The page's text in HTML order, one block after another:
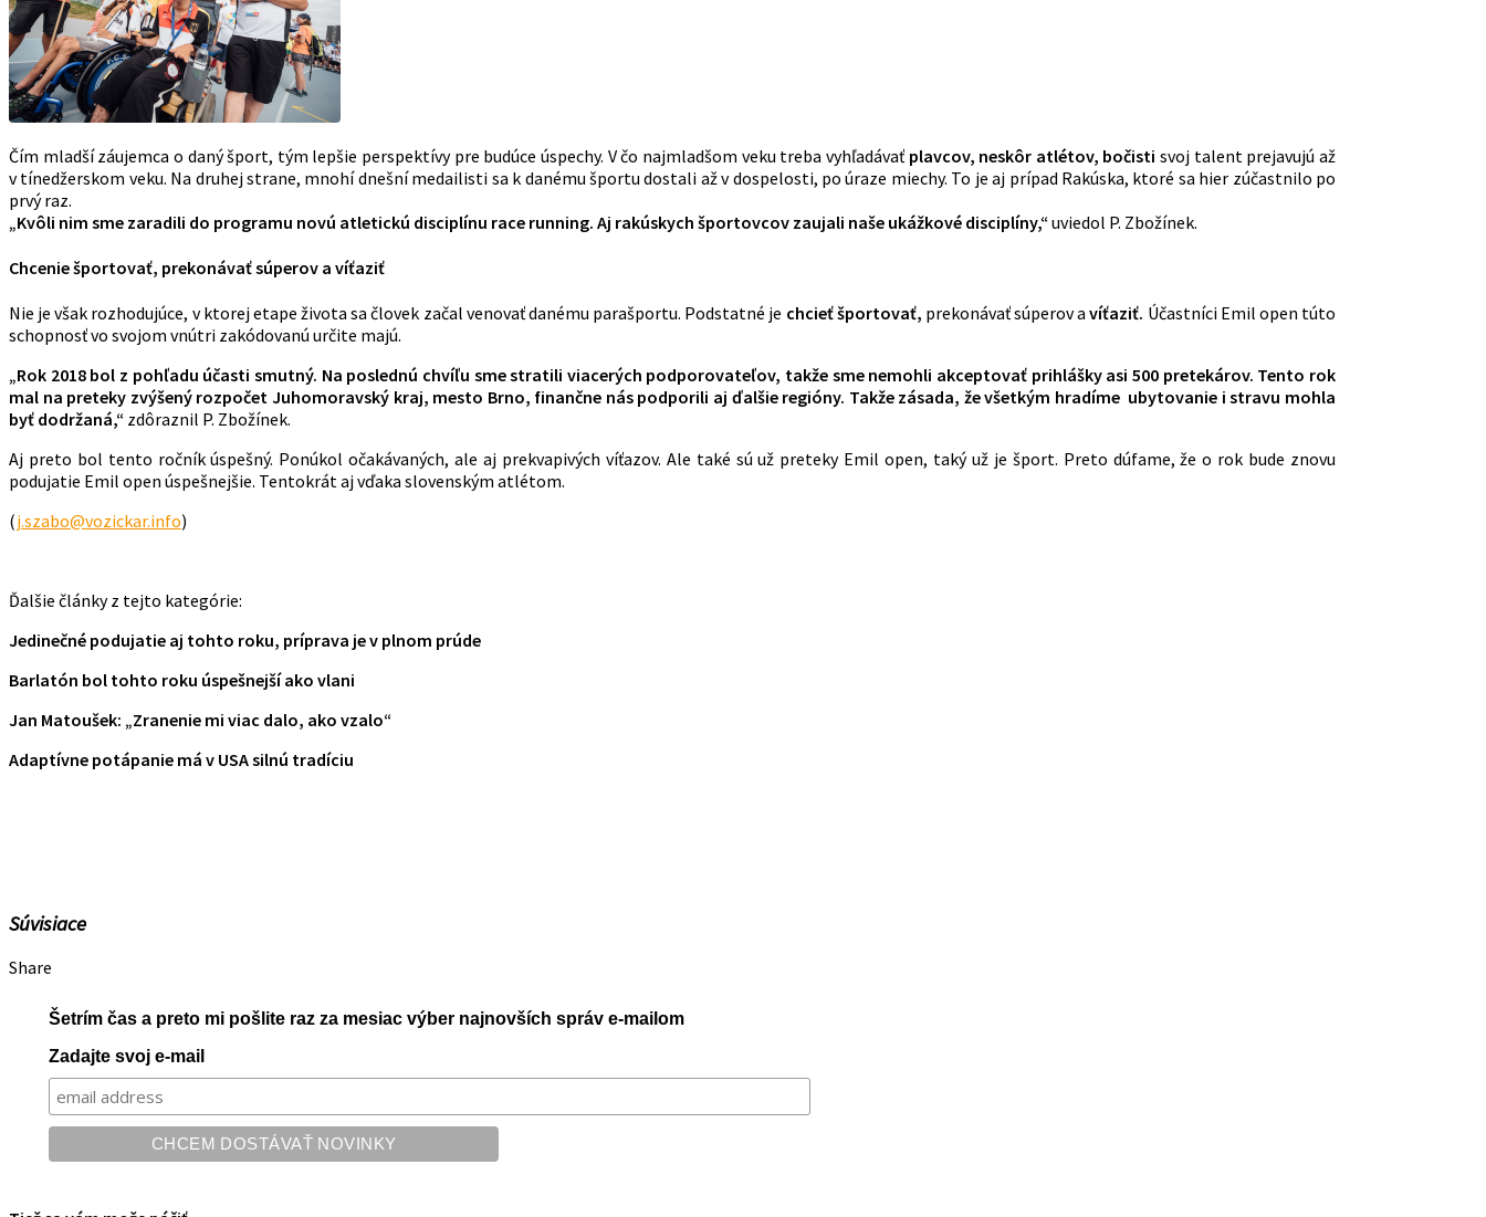
Čím mladší záujemca o daný šport, tým lepšie perspektívy pre budúce úspechy. V čo najmladšom veku treba vyhľadávať plavcov, neskôr atlétov, bočisti svoj talent prejavujú až
v tínedžerskom veku. Na druhej strane, mnohí dnešní medailisti sa k danému športu dostali až v dospelosti, po úraze miechy. To je aj prípad Rakúska, ktoré sa hier zúčastnilo po
prvý raz.
„Kvôli nim sme zaradili do programu novú atletickú disciplínu race running. Aj rakúskych športovcov zaujali naše ukážkové disciplíny,“uviedol P. Zbožínek.
Chcenie športovať, prekonávať súperov a víťaziť
Nie je však rozhodujúce, v ktorej etape života sa človek začal venovať danému parašportu. Podstatné je chcieťšportovať, prekonávať súperov avíťaziť. Účastníci Emil open túto
schopnosť vo svojom vnútri zakódovanú určite majú.
„Rok 2018 bol z pohľadu účasti smutný. Na poslednú chvíľu sme stratili viacerých podporovateľov, takže sme nemohli akceptovať prihlášky asi 500 pretekárov. Tento rok
mal na preteky zvýšený rozpočet Juhomoravský kraj, mesto Brno, finančne nás podporili aj ďalšie regióny. Takže zásada, že všetkým hradíme ubytovanie i stravu mohla
byť dodržaná,“ zdôraznil P. Zbožínek.
Aj preto bol tento ročník úspešný. Ponúkol očakávaných, ale aj prekvapivých víťazov. Ale také sú už preteky Emil open, taký už je šport. Preto dúfame, že o rok bude znovu
podujatie Emil open úspešnejšie. Tentokrát aj vďaka slovenským atlétom.
(j.szabo@vozickar.info)
Ďalšie články z tejto kategórie:
Jedinečné podujatie aj tohto roku, príprava je v plnom prúde
Barlatón bol tohto roku úspešnejší ako vlani
Jan Matoušek: „Zranenie mi viac dalo, ako vzalo“
Adaptívne potápanie má v USA silnú tradíciu
Súvisiace
Share
Šetrím čas a preto mi pošlite raz za mesiac výber najnovších správ e-mailom
Zadajte svoj e-mail